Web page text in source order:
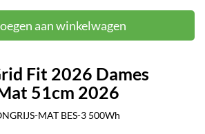
aan winkelwagen
Fit 2026 Dames
51cm 2026
MAT BES-3 500Wh